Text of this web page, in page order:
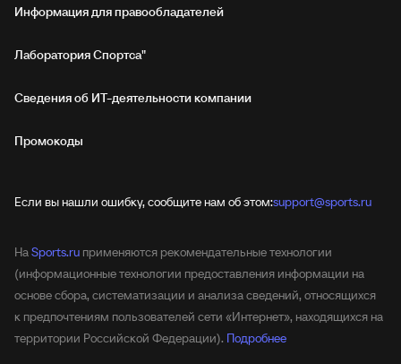
Информация для правообладателей
Лаборатория Спортса"
Сведения об ИТ‑деятельности компании
Промокоды
Если вы нашли ошибку, сообщите нам об этом:support@sports.ru
НаSports.ru применяются рекомендательные технологии
(информационные технологии предоставления информации на
основе сбора, систематизации и анализа сведений, относящихся
к предпочтениям пользователей сети «Интернет», находящихся на
территории Российской Федерации). Подробнее